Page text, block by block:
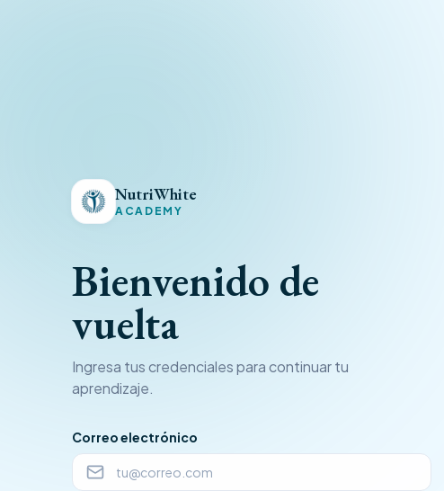
NutriWhite
ACADEMY
Bienvenido de
vuelta
Ingresa tus credenciales para continuar tu
aprendizaje.
Correo electrónico